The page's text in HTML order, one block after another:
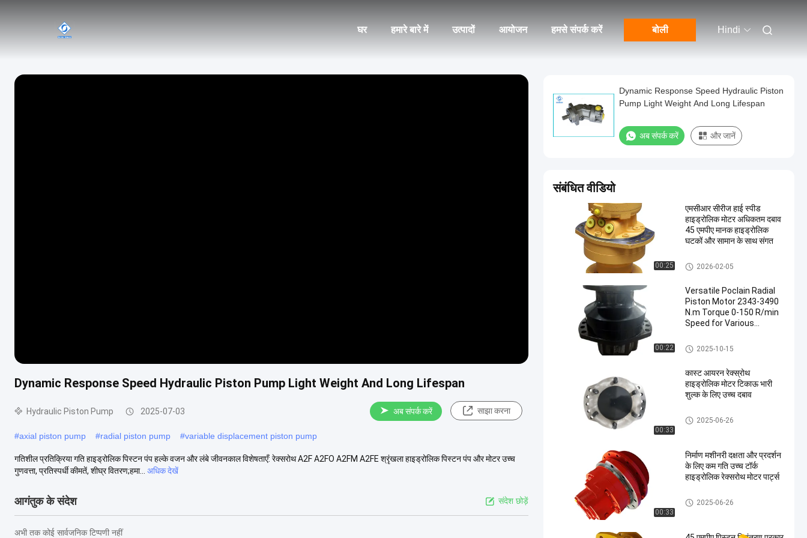
घर हमारे बारे में उत्पादों आयोजन हमसे संपर्क करें बोली Hindi
Dynamic Response Speed Hydraulic Piston Pump Light Weight And Long Lifespan
Hydraulic Piston Pump 2025-07-03 अब संपर्क करें साझा करना
#axial piston pump #radial piston pump #variable displacement piston pump
गतिशील प्रतिक्रिया गति हाइड्रोलिक पिस्टन पंप हल्के वजन और लंबे जीवनकाल विशेषताएँ: रेक्सरोथ A2F A2FO A2FM A2FE श्रृंखला हाइड्रोलिक पिस्टन पंप और मोटर उच्च
गुणवत्ता, प्रतिस्पर्धी कीमतें, शीघ्र वितरण;हमा...
अधिक देखें
आगंतुक के संदेश संदेश छोड़ें
अभी तक कोई सार्वजनिक टिप्पणी नहीं
Dynamic Response Speed Hydraulic Piston
Pump Light Weight And Long Lifespan
अब संपर्क करें और जानें
संबंधित वीडियो
00:25
एमसीआर सीरीज हाई स्पीड
हाइड्रोलिक मोटर अधिकतम दबाव
45 एमपीए मानक हाइड्रोलिक
घटकों और सामान के साथ संगत
Rexroth Hydraulic Motor
2026-02-05
00:22
Versatile Poclain Radial
Piston Motor 2343-3490
N.m Torque 0-150 R/min
Speed for Various
Poclain Hydraulic Motor
2025-10-15
00:33
कास्ट आयरन रेक्स्रोथ
हाइड्रोलिक मोटर टिकाऊ भारी
शुल्क के लिए उच्च दबाव
Rexroth Hydraulic Motor
2025-06-26
00:33
निर्माण मशीनरी दक्षता और प्रदर्शन
के लिए कम गति उच्च टॉर्क
हाइड्रोलिक रेक्सरोथ मोटर पार्ट्स
Rexroth Hydraulic Motor
2025-06-26